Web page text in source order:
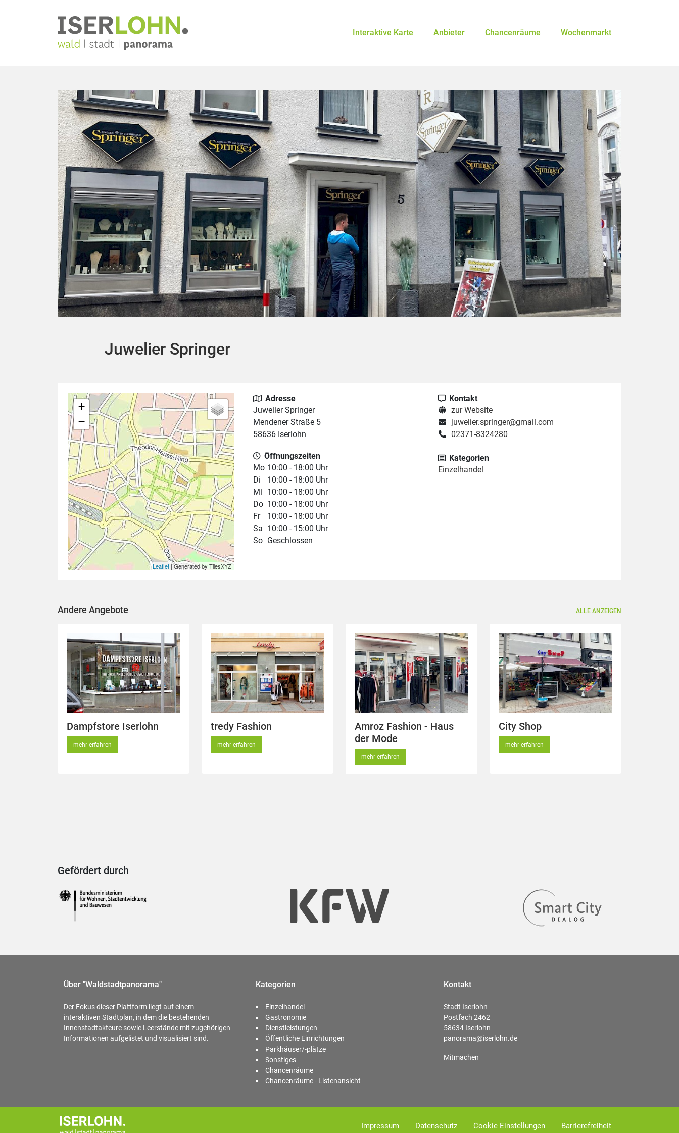
Interaktive Karte Anbieter Chancenräume Wochenmarkt
Juwelier Springer
+
−
Leaflet | Generated by TilesXYZ
Adresse
Juwelier Springer
Mendener Straße 5
58636 Iserlohn
Öffnungszeiten
Mo 10:00 - 18:00 Uhr
Di
10:00 - 18:00 Uhr
Mi
10:00 - 18:00 Uhr
Do 10:00 - 18:00 Uhr
Fr
10:00 - 18:00 Uhr
Sa 10:00 - 15:00 Uhr
So Geschlossen
Kontakt
zur Website
juwelier.springer@gmail.com
02371-8324280
Kategorien
Einzelhandel
Andere Angebote ALLE ANZEIGEN
Dampfstore Iserlohn
mehr erfahren
tredy Fashion
mehr erfahren
Amroz Fashion - Haus
der Mode
mehr erfahren
City Shop
mehr erfahren
Gefördert durch
Über "Waldstadtpanorama"
Der Fokus dieser Plattform liegt auf einem
interaktiven Stadtplan, in dem die bestehenden
Innenstadtakteure sowie Leerstände mit zugehörigen
Informationen aufgelistet und visualisiert sind.
Kategorien
Einzelhandel
Gastronomie
Dienstleistungen
Öffentliche Einrichtungen
Parkhäuser/-plätze
Sonstiges
Chancenräume
Chancenräume - Listenansicht
Kontakt
Stadt Iserlohn
Postfach 2462
58634 Iserlohn
panorama@iserlohn.de
Mitmachen
Impressum Datenschutz Cookie Einstellungen Barrierefreiheit